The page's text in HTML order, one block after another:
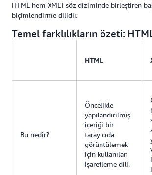
HTML hem XML'i söz diziminde birleştiren
biçimlendirme dilidir.
Temel farklılıkların özeti:
HTML
Bu nedir?
Öncelikle
yapılandırılmış
içeriği bir
tarayıcıda
görüntülemek
için kullanılan
işaretleme dili.